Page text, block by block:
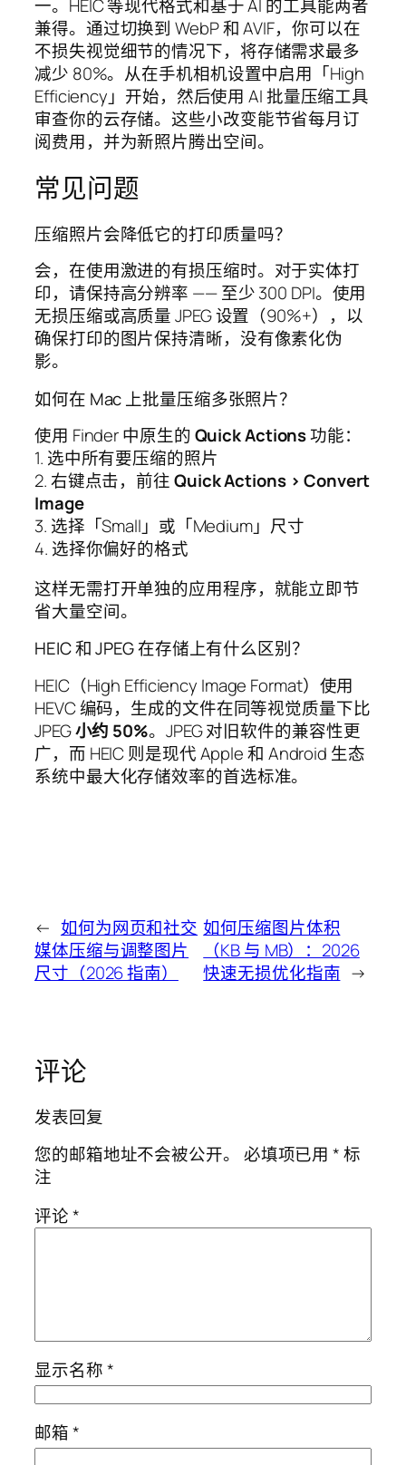
一。HEIC 等现代格式和基于 AI 的工具能两者
兼得。通过切换到 WebP 和 AVIF，你可以在
不损失视觉细节的情况下，将存储需求最多
减少 80%。从在手机相机设置中启用「High
Efficiency」开始，然后使用 AI 批量压缩工具
审查你的云存储。这些小改变能节省每月订
阅费用，并为新照片腾出空间。
常见问题
压缩照片会降低它的打印质量吗？
会，在使用激进的有损压缩时。对于实体打
印，请保持高分辨率 —— 至少 300 DPI。使用
无损压缩或高质量 JPEG 设置（90%+），以
确保打印的图片保持清晰，没有像素化伪
影。
如何在 Mac 上批量压缩多张照片？
使用 Finder 中原生的Quick Actions功能：
1. 选中所有要压缩的照片
2. 右键点击，前往Quick Actions > Convert
Image
3. 选择「Small」或「Medium」尺寸
4. 选择你偏好的格式
这样无需打开单独的应用程序，就能立即节
省大量空间。
HEIC 和 JPEG 在存储上有什么区别？
HEIC（High Efficiency Image Format）使用
HEVC 编码，生成的文件在同等视觉质量下比
JPEG小约 50%。JPEG 对旧软件的兼容性更
广，而 HEIC 则是现代 Apple 和 Android 生态
系统中最大化存储效率的首选标准。
← 如何为网页和社交
媒体压缩与调整图片
尺寸（2026 指南）
如何压缩图片体积
（KB 与 MB）：2026
快速无损优化指南 →
评论
发表回复
您的邮箱地址不会被公开。
必填项已用*标
注
评论*
显示名称*
邮箱*